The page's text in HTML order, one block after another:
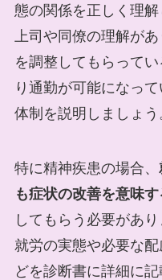
態の関係を正しく理
上司や同僚の理解が
を調整してもらって
り通勤が可能になっ
体制を説明しましょう
特に精神疾患の場合、
も症状の改善を意味
してもらう必要があ
就労の実態や必要な
どを診断書に詳細に